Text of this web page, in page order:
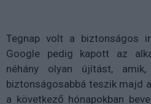
Tegnap volt a biztonságos
Google pedig kapott az
néhány olyan újítást,
biztonságosabbá teszik majd
a következő hónapokban